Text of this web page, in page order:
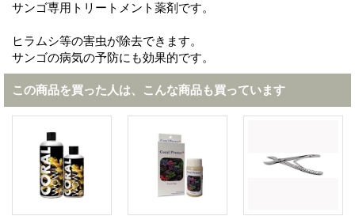
サンゴ専用トリートメント薬剤です。
ヒラムシ等の害虫が除去できます。
サンゴの病気の予防にも効果的です。
この商品を買った人は、こんな商品も買っています